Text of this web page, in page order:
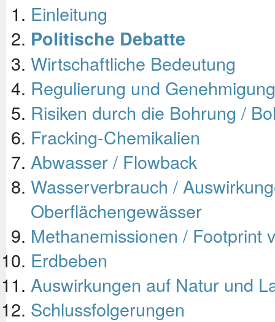
Einleitung
Politische Debatte
Wirtschaftliche Bedeutung
Regulierung und
Risiken durch die Bohrung /
Fracking-Chemikalien
Abwasser / Flowback
Wasserverbrauch /
Oberflächengewässer
Methanemissionen / Footprint
Erdbeben
Auswirkungen auf Natur und
Schlussfolgerungen